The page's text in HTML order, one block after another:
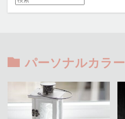
パーソナルカラー